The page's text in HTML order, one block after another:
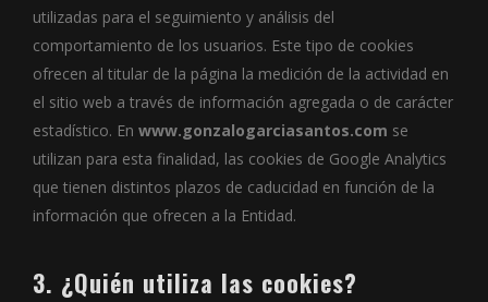
utilizadas para el seguimiento y análisis del
comportamiento de los usuarios. Este tipo de cookies
ofrecen al titular de la página la medición de la actividad en
el sitio web a través de información agregada o de carácter
estadístico. En www.gonzalogarciasantos.com se
utilizan para esta finalidad, las cookies de Google Analytics
que tienen distintos plazos de caducidad en función de la
información que ofrecen a la Entidad.
3. ¿Quién utiliza las cookies?